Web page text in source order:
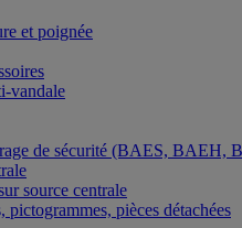
et poignée
vandale
de sécurité (BAES,
source centrale
pictogrammes, pièces détachées